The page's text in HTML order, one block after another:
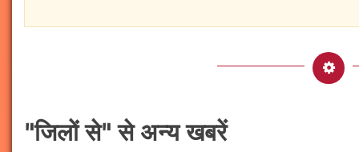
"जिलों से" से अन्य खबरें